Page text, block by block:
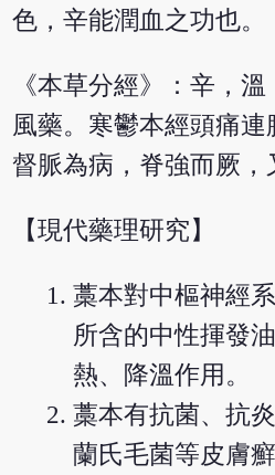
色，辛能潤血之功也。
《本草分經》：辛，
風藥。寒鬱本經頭痛
督脈為病，脊強而厥，
【現代藥理研究】
藁本對中樞神經
所含的中性揮發
熱、降溫作用。
藁本有抗菌、抗
蘭氏毛菌等皮膚